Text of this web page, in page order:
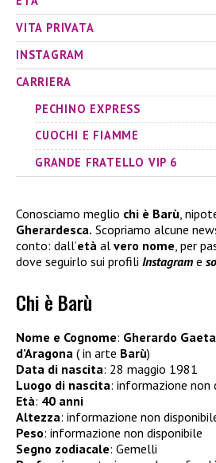
VITA PRIVATA
INSTAGRAM
CARRIERA
PECHINO EXPRESS
CUOCHI E FIAMME
GRANDE FRATELLO VIP 6
Conosciamo meglio chi è Barù,
Gherardesca. Scopriamo alcune
conto: dall’età al vero nome, per
dove seguirlo sui profili Instagram e
Chi è Barù
Nome e Cognome: Gherardo
d’Aragona ( in arte Barù)
Data di nascita: 28 maggio 1981
Luogo di nascita: informazione non
Età: 40 anni
Altezza: informazione non
Peso: informazione non disponibile
Segno zodiacale: Gemelli